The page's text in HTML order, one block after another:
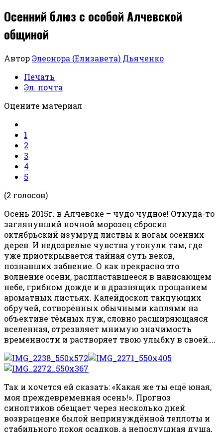
Осенний блюз с особой Алчевской
общиной
Автор Элеонора (Елизавета) Дьяченко
Печать
Эл. почта
Оцените материал
1
2
3
4
5
(2 голосов)
Осень 2015г. в Алчевске – чудо чудное! Откуда-то
заглянувший ночной морозец сбросил
октябрьский изумруд листвы к ногам осенних
дерев. И недозрелые чувства утонули там, где
уже приоткрывается тайная суть веков,
познавших забвение. О как прекрасно это
волнение осени, распластавшееся в нависающем
небе, грибном дожде и в дразнящих прощанием
ароматных листьях. Калейдоскоп танцующих
обручей, сотворённых обычными каплями на
объективе тёмных луж, словно расширяющаяся
вселенная, отрезвляет мнимую значимость
временности и растворяет твою улыбку в своей….
Так и хочется ей сказать: «Какая же ты ещё юная,
моя преждевременная осень!». Прогноз
синоптиков обещает через несколько дней
возвращение былой непринуждённой теплоты и
стабильного покоя осадков, а непослушная душа,